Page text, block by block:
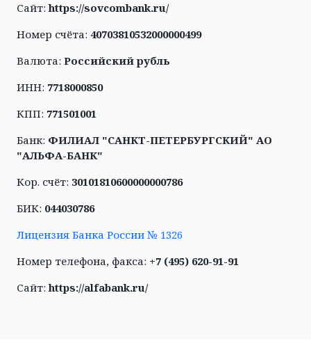
Сайт:https://sovcombank.ru/
Номер счёта: 40703810532000000499
Валюта: Российский рубль
ИНН: 7718000850
КПП: 771501001
Банк: ФИЛИАЛ "САНКТ-ПЕТЕРБУРГСКИЙ" АО
"АЛЬФА-БАНК"
Кор. счёт: 30101810600000000786
БИК: 044030786
Лицензия Банка России № 1326
Номер телефона, факса: +7 (495) 620-91-91
Сайт:https://alfabank.ru/